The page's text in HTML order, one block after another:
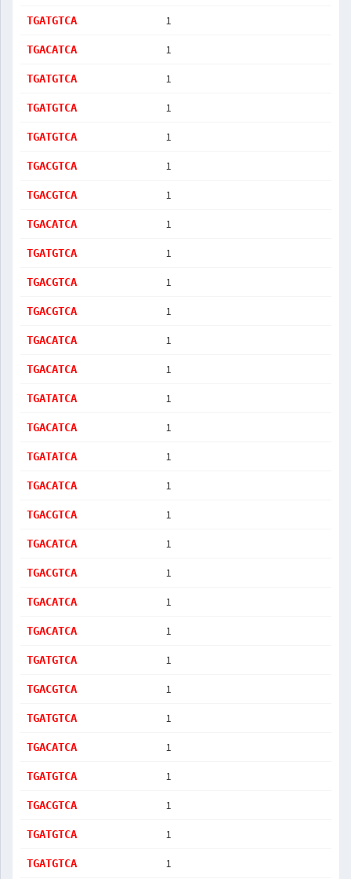
TGATGTCA 1
TGACATCA 1
TGATGTCA 1
TGATGTCA 1
TGATGTCA 1
TGACGTCA 1
TGACGTCA 1
TGACATCA 1
TGATGTCA 1
TGACGTCA 1
TGACGTCA 1
TGACATCA 1
TGACATCA 1
TGATATCA 1
TGACATCA 1
TGATATCA 1
TGACATCA 1
TGACGTCA 1
TGACATCA 1
TGACGTCA 1
TGACATCA 1
TGACATCA 1
TGATGTCA 1
TGACGTCA 1
TGATGTCA 1
TGACATCA 1
TGATGTCA 1
TGACGTCA 1
TGATGTCA 1
TGATGTCA 1